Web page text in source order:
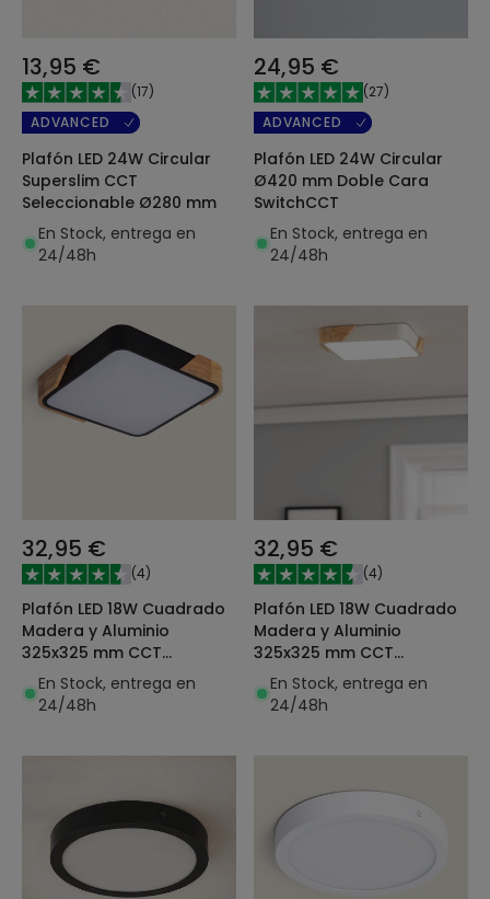
13,95 €
(17)
ADVANCED
Plafón LED 24W Circular
Superslim CCT
Seleccionable Ø280 mm
En Stock, entrega en
24/48h
24,95 €
(27)
ADVANCED
Plafón LED 24W Circular
Ø420 mm Doble Cara
SwitchCCT
En Stock, entrega en
24/48h
32,95 €
(4)
Plafón LED 18W Cuadrado
Madera y Aluminio
325x325 mm CCT
Seleccionable Semi-Dari
En Stock, entrega en
24/48h
32,95 €
(4)
Plafón LED 18W Cuadrado
Madera y Aluminio
325x325 mm CCT
Seleccionable Semi-Dari
En Stock, entrega en
24/48h